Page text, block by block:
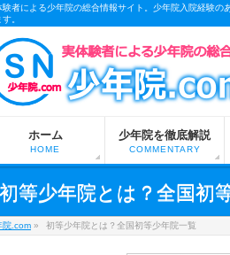
験者による少年院の総合情報サイト。少年院入院経験
。
ホーム
HOME
少年院を徹底解説
COMMENTARY
初等少年院とは？全国初
院.com » 初等少年院とは？全国初等少年院一覧